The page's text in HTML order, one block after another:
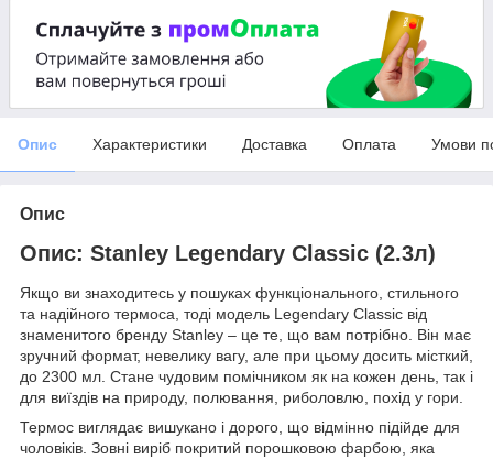
Опис Характеристики Доставка Оплата Умови
Опис
Опис: Stanley Legendary Classic (2.3л)
Якщо ви знаходитесь у пошуках функціонального, стильного
та надійного термоса, тоді модель Legendary Classic від
знаменитого бренду Stanley – це те, що вам потрібно. Він має
зручний формат, невелику вагу, але при цьому досить місткий,
до 2300 мл. Стане чудовим помічником як на кожен день, так і
для виїздів на природу, полювання, риболовлю, похід у гори.
Термос виглядає вишукано і дорого, що відмінно підійде для
чоловіків. Зовні виріб покритий порошковою фарбою, яка